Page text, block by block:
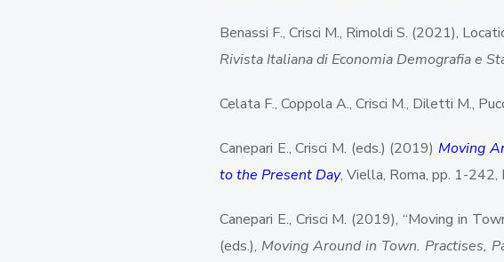
Benassi F., Crisci M., Rimoldi S. (2021),
Rivista Italiana di Economia Demografia e
Celata F., Coppola A., Crisci M., Diletti M.,
Canepari E., Crisci M. (eds.) (2019) Moving
to the Present Day, Viella, Roma, pp. 1-
Canepari E., Crisci M. (2019), “Moving in
(eds.), Moving Around in Town. Practises,